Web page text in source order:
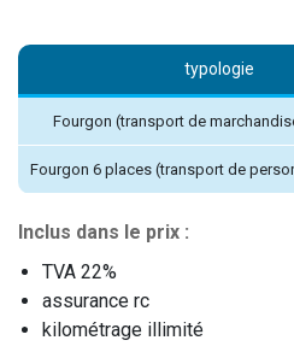
typologie
Fourgon (transport de
Fourgon 6 places (transport de
Inclus dans le prix :
TVA 22%
assurance rc
kilométrage illimité